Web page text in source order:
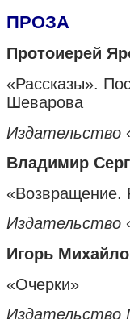
ПРОЗА
Протоиерей
«Рассказы».
Шеварова
Издательство
Владимир
«Возвращение.
Издательство
Игорь
«Очерки»
Издательство